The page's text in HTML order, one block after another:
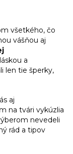
všetkého, čo
vášňou aj
a
len tie šperky,
aj
na tvári vykúzlia
nevedeli
rád a tipov